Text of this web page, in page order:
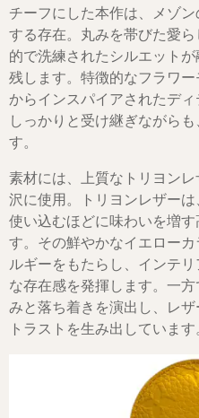
チーフにした本作は、メゾ
する存在。丸みを帯びた愛
的で洗練されたシルエット
残します。特徴的なフラワ
からインスパイアされたデ
しっかりと受け継ぎながら
す。
素材には、上質なトリヨン
沢に使用。トリヨンレザーは
使い込むほどに味わいを増
す。その鮮やかなイエロー
ルギーをもたらし、インテ
な存在感を発揮します。一
みと落ち着きを演出し、レ
トラストを生み出しています